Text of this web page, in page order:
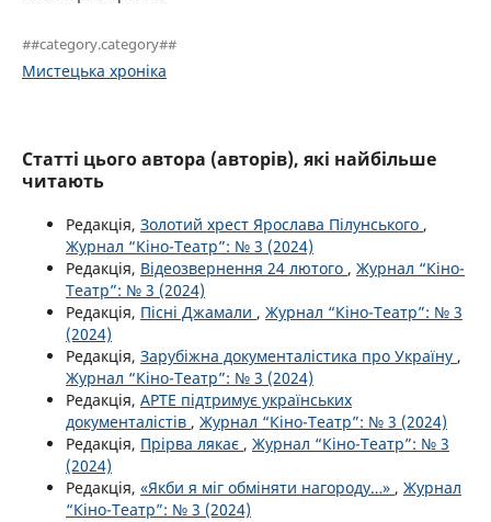
##category.category##
Мистецька хроніка
Статті цього автора (авторів), які найбільше
читають
Редакція, Золотий хрест Ярослава Пілунського ,
Журнал “Кіно-Театр”: № 3 (2024)
Редакція, Відеозвернення 24 лютого , Журнал “Кіно-
Театр”: № 3 (2024)
Редакція, Пісні Джамали , Журнал “Кіно-Театр”: № 3
(2024)
Редакція, Зарубіжна документалістика про Україну ,
Журнал “Кіно-Театр”: № 3 (2024)
Редакція, АРТЕ підтримує українських
документалістів , Журнал “Кіно-Театр”: № 3 (2024)
Редакція, Прірва лякає , Журнал “Кіно-Театр”: № 3
(2024)
Редакція, «Якби я міг обміняти нагороду…» , Журнал
“Кіно-Театр”: № 3 (2024)